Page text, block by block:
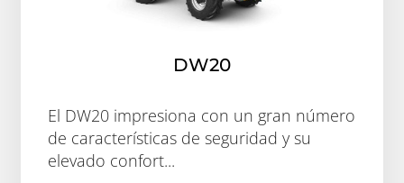
DW20
El DW20 impresiona con un gran número
de características de seguridad y su
elevado confort...